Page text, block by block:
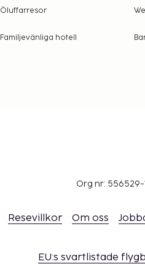
Öluffarresor
Familjevänliga hotell
Org nr: 556529-
Resevillkor Om oss
EU:s svartlistade